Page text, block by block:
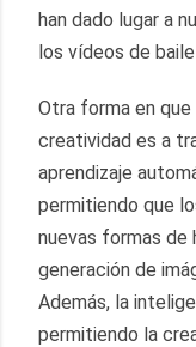
han dado lugar a
los vídeos de
Otra forma en
creatividad es a
aprendizaje
permitiendo que
nuevas formas de
generación de
Además, la
permitiendo la